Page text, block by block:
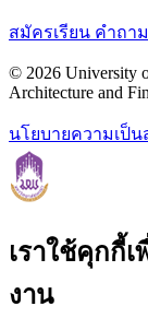
สมัครเรียน คำถา
© 2026 University
Architecture and
นโยบายความเป็น
เราใช้คุกกี้
งาน